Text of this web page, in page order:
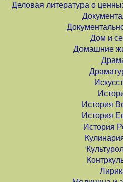
Деловая литература о
Дом и
Домашние
История
История
История